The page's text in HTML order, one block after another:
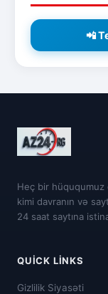
📲
Heç bir hüququmuz
kimi davranın və
24 saat saytına
QUICK LINKS
Gizlilik Siyasəti